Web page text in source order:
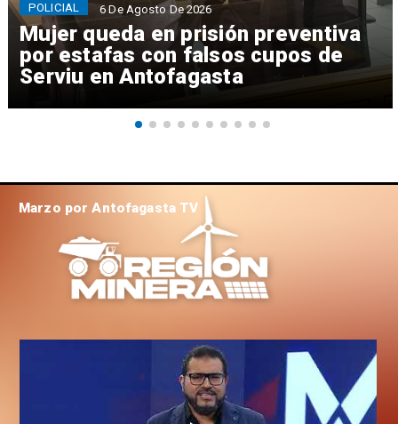
Mujer queda en prisión preventiva
por estafas con falsos cupos de
Serviu en Antofagasta
POLICIAL 6 De Agosto De 2026
Marzo por Antofagasta TV